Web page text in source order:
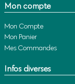
Mon compte
Mon Compte
Mon Panier
Mes Commandes
Infos diverses